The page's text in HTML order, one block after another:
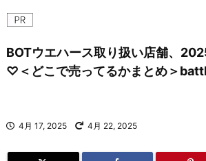
BOTウエハース取り扱い店舗、
♡＜どこで売ってるかまとめ＞
4月 17, 2025 4月 22, 2025